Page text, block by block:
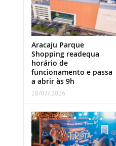
Aracaju Parque
Shopping readequa
horário de
funcionamento e passa
a abrir às 9h
28/07/ 2026